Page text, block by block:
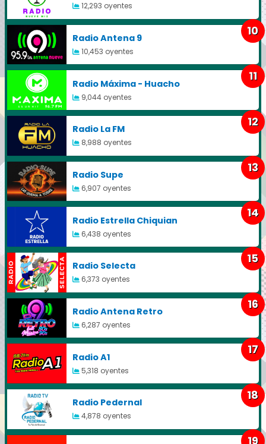
12,293 oyentes
Radio Antena 9
10,453 oyentes
10
Radio Máxima - Huacho
9,044 oyentes
11
Radio La FM
8,988 oyentes
12
Radio Supe
6,907 oyentes
13
Radio Estrella Chiquian
6,438 oyentes
14
Radio Selecta
6,373 oyentes
15
Radio Antena Retro
6,287 oyentes
16
Radio A1
5,318 oyentes
17
Radio Pedernal
4,878 oyentes
18
19